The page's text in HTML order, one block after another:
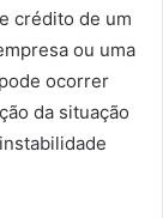
crédito de um
ou uma
ocorrer
da situação